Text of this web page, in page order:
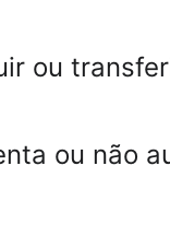
ou
ou não